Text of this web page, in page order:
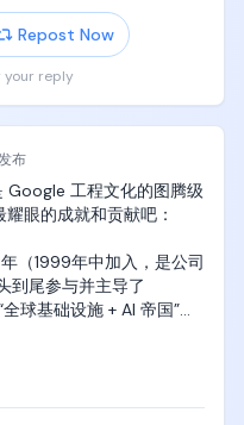
型可用情况，再决定要
，是你正用着它突然抽
测一下，别听谁吹，自己
Repost Now
your reply
布
Google 工程文化的图腾级
眼的成就和贡献吧：
（1999年中加入，是公司
到尾参与并主导了
球基础设施 + AI 帝国”的
）
Sanjay Ghemawat 共同